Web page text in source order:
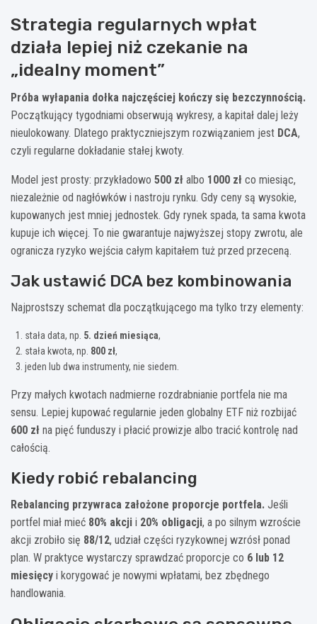
Strategia regularnych wpłat
działa lepiej niż czekanie na
„idealny moment”
Próba wyłapania dołka najczęściej kończy się bezczynnością.
Początkujący tygodniami obserwują wykresy, a kapitał dalej leży
nieulokowany. Dlatego praktyczniejszym rozwiązaniem jest DCA,
czyli regularne dokładanie stałej kwoty.
Model jest prosty: przykładowo 500 zł albo 1000 zł co miesiąc,
niezależnie od nagłówków i nastroju rynku. Gdy ceny są wysokie,
kupowanych jest mniej jednostek. Gdy rynek spada, ta sama kwota
kupuje ich więcej. To nie gwarantuje najwyższej stopy zwrotu, ale
ogranicza ryzyko wejścia całym kapitałem tuż przed przeceną.
Jak ustawić DCA bez kombinowania
Najprostszy schemat dla początkującego ma tylko trzy elementy:
stała data, np. 5. dzień miesiąca,
stała kwota, np. 800 zł,
jeden lub dwa instrumenty, nie siedem.
Przy małych kwotach nadmierne rozdrabnianie portfela nie ma
sensu. Lepiej kupować regularnie jeden globalny ETF niż rozbijać
600 zł na pięć funduszy i płacić prowizje albo tracić kontrolę nad
całością.
Kiedy robić rebalancing
Rebalancing przywraca założone proporcje portfela. Jeśli
portfel miał mieć 80% akcji i 20% obligacji, a po silnym wzroście
akcji zrobiło się 88/12, udział części ryzykownej wzrósł ponad
plan. W praktyce wystarczy sprawdzać proporcje co 6 lub 12
miesięcy i korygować je nowymi wpłatami, bez zbędnego
handlowania.